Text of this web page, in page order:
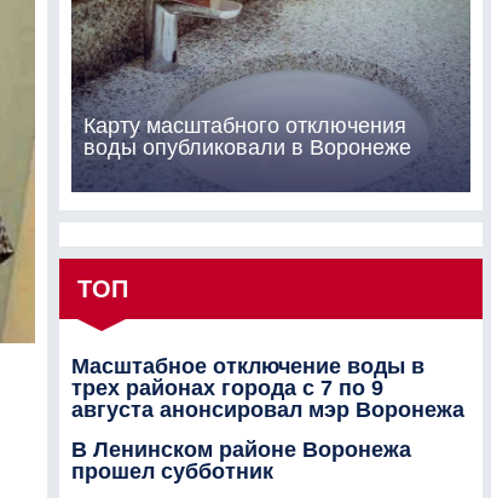
Карту масштабного отключения
воды опубликовали в Воронеже
ТОП
Масштабное отключение воды в
трех районах города с 7 по 9
августа анонсировал мэр Воронежа
В Ленинском районе Воронежа
прошел субботник